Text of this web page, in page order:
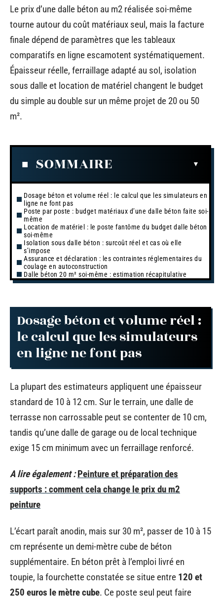
Le prix d’une dalle béton au m2 réalisée soi-même
tourne autour du coût matériaux seul, mais la facture
finale dépend de paramètres que les tableaux
comparatifs en ligne escamotent systématiquement.
Épaisseur réelle, ferraillage adapté au sol, isolation
sous dalle et location de matériel changent le budget
du simple au double sur un même projet de 20 ou 50
m².
SOMMAIRE
Dosage béton et volume réel : le calcul que les simulateurs en
ligne ne font pas
Poste par poste : budget matériaux d’une dalle béton faite soi-
même
Location de matériel : le poste fantôme du budget dalle béton
soi-même
Isolation sous dalle béton : surcoût réel et cas où elle
s’impose
Assurance et déclaration : les contraintes réglementaires du
coulage en autoconstruction
Dalle béton 20 m² soi-même : estimation récapitulative
Dosage béton et volume réel :
le calcul que les simulateurs
en ligne ne font pas
La plupart des estimateurs appliquent une épaisseur
standard de 10 à 12 cm. Sur le terrain, une dalle de
terrasse non carrossable peut se contenter de 10 cm,
tandis qu’une dalle de garage ou de local technique
exige 15 cm minimum avec un ferraillage renforcé.
A lire également : Peinture et préparation des
supports : comment cela change le prix du m2
peinture
L’écart paraît anodin, mais sur 30 m², passer de 10 à 15
cm représente un demi-mètre cube de béton
supplémentaire. En béton prêt à l’emploi livré en
toupie, la fourchette constatée se situe entre 120 et
250 euros le mètre cube. Ce poste seul peut faire